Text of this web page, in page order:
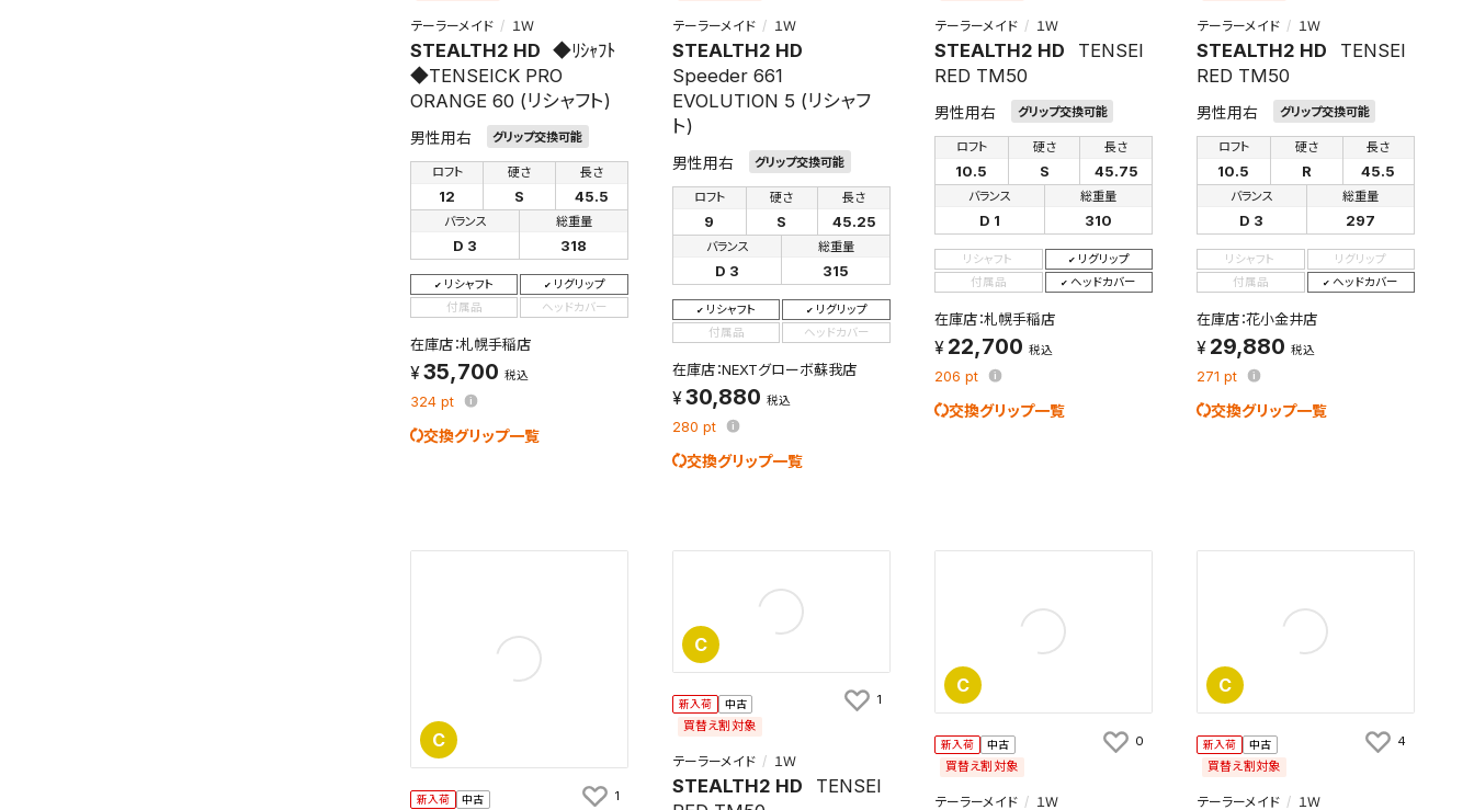
テーラーメイド １Ｗ
STEALTH2 HD ◆ﾘｼｬﾌﾄ
◆TENSEICK PRO
ORANGE 60 (リシャフト)
男性用右 グリップ交換可能
ロフト
12
硬さ
S
長さ
45.5
バランス
D 3
総重量
318
リシャフト
リグリップ
付属品
ヘッドカバー
在庫店：札幌手稲店
35,700 税込
324 pt
交換グリップ一覧
テーラーメイド １Ｗ
STEALTH2 HD
Speeder 661
EVOLUTION 5 (リシャフ
ト)
男性用右 グリップ交換可能
ロフト
9
硬さ
S
長さ
45.25
バランス
D 3
総重量
315
リシャフト
リグリップ
付属品
ヘッドカバー
在庫店：NEXTグローボ蘇我店
30,880 税込
280 pt
交換グリップ一覧
テーラーメイド １Ｗ
STEALTH2 HD
TENSEI
RED TM50
男性用右 グリップ交換可能
ロフト
10.5
硬さ
S
長さ
45.75
バランス
D 1
総重量
310
リシャフト
リグリップ
付属品
ヘッドカバー
在庫店：札幌手稲店
22,700 税込
206 pt
交換グリップ一覧
テーラーメイド １Ｗ
STEALTH2 HD
TENSEI
RED TM50
男性用右 グリップ交換可能
ロフト
10.5
硬さ
R
長さ
45.5
バランス
D 3
総重量
297
リシャフト
リグリップ
付属品
ヘッドカバー
在庫店：花小金井店
29,880 税込
271pt
交換グリップ一覧
C
新入荷 中古 1
C
新入荷 中古
買替え割対象
テーラーメイド １Ｗ
STEALTH2 HD
TENSEI
1
C
新入荷 中古
買替え割対象
テーラーメイド １Ｗ
0
C
新入荷 中古
買替え割対象
テーラーメイド １Ｗ
4
よく探す商品を、毎回条件指定することなく簡単に開くことができます。
検索条件
新着通知
新着通知を「する」にすると、この条件に一致する商品が入荷した際に、メール及びお客様
のアカウント内の「お知らせ」で通知します。
保存された検索条件は変更できません。
条件を変更したい場合は、マイページの「保存検索条件一覧」から画面を表示し、条件を変更
の上、保存し直してください。
保存する
検索条件を保存
検索条件を保存しました。
これまで保存した検索条件は、マイページの「保存検索条件一覧」で確認できます。